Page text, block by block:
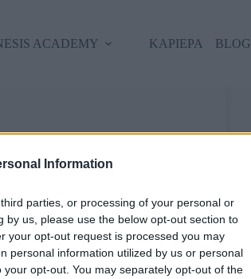
Information
parties, or processing of your personal or
us, please use the below opt-out section to
your opt-out request is processed you may
personal information utilized by us or personal
opt-out. You may separately opt-out of the
ACADEMY ΚΑΡΙΕΡΑ BLOG